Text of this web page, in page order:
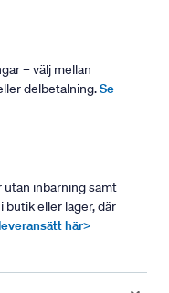
– välj mellan
delbetalning.Se
inbärning samt
butik eller lager, där
här>